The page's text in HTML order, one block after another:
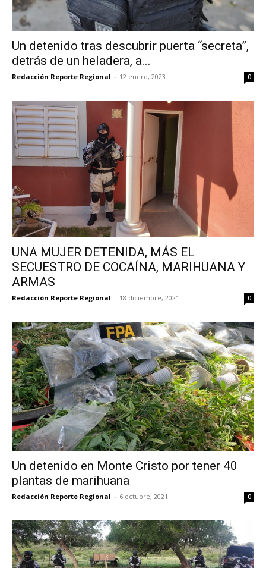
Un detenido tras descubrir puerta “secreta”,
detrás de un heladera, a...
Redacción Reporte Regional - 12 enero, 2023 0
UNA MUJER DETENIDA, MÁS EL
SECUESTRO DE COCAÍNA, MARIHUANA Y
ARMAS
Redacción Reporte Regional - 18 diciembre, 2021 0
Un detenido en Monte Cristo por tener 40
plantas de marihuana
Redacción Reporte Regional - 6 octubre, 2021 0